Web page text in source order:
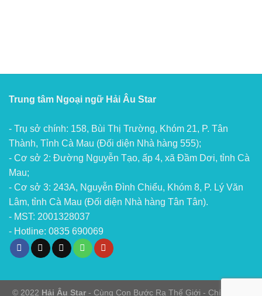
Trung tâm Ngoại ngữ Hải Âu Star
- Trụ sở chính: 158, Bùi Thị Trường, Khóm 21, P. Tân
Thành, Tỉnh Cà Mau (Đối diện Nhà hàng 555);
- Cơ sở 2: Đường Nguyễn Tạo, ấp 4, xã Đầm Dơi, tỉnh Cà
Mau;
- Cơ sở 3: 243A, Nguyễn Đình Chiểu, Khóm 8, P. Lý Văn
Lâm, tỉnh Cà Mau (Đối diện Nhà hàng Tân Tân).
- MST: 2001328037
- Hotline: 0835 690069
© 2022 Hải Âu Star- Cùng Con Bước Ra Thế Giới - Chính sách